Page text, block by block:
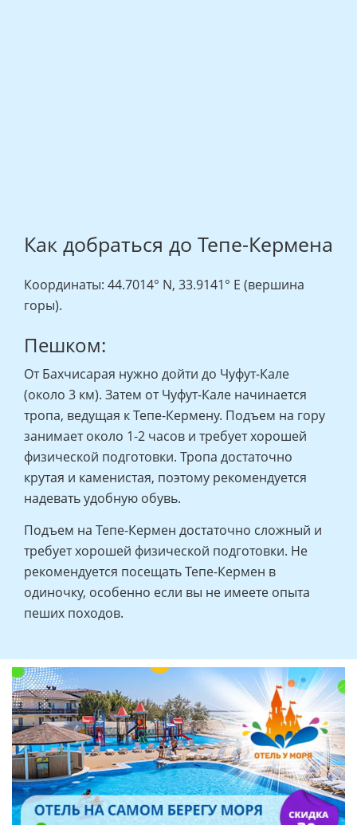
Как добраться до Тепе-Кермена
Координаты: 44.7014° N, 33.9141° E (вершина
горы).
Пешком:
От Бахчисарая нужно дойти до Чуфут-Кале
(около 3 км). Затем от Чуфут-Кале начинается
тропа, ведущая к Тепе-Кермену. Подъем на гору
занимает около 1-2 часов и требует хорошей
физической подготовки. Тропа достаточно
крутая и каменистая, поэтому рекомендуется
надевать удобную обувь.
Подъем на Тепе-Кермен достаточно сложный и
требует хорошей физической подготовки. Не
рекомендуется посещать Тепе-Кермен в
одиночку, особенно если вы не имеете опыта
пеших походов.